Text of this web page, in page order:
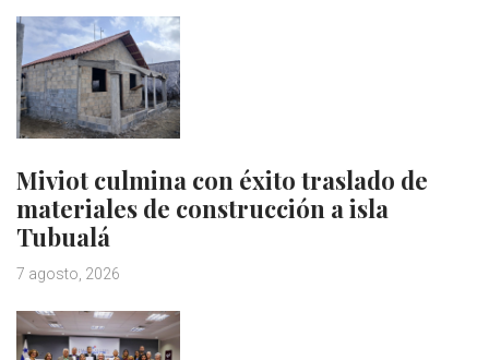
Miviot culmina con éxito traslado de
materiales de construcción a isla
Tubualá
7 agosto, 2026